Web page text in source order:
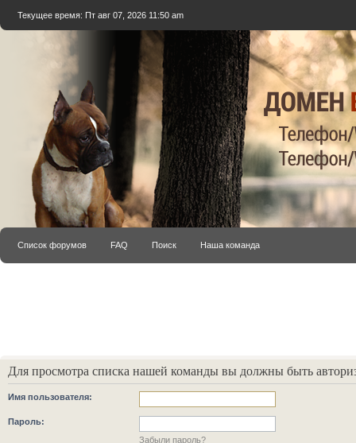
Текущее время: Пт авг 07, 2026 11:50 am
Список форумов FAQ Поиск Наша команда
Для просмотра списка нашей команды вы должны быть
Имя пользователя:
Пароль:
Забыли пароль?